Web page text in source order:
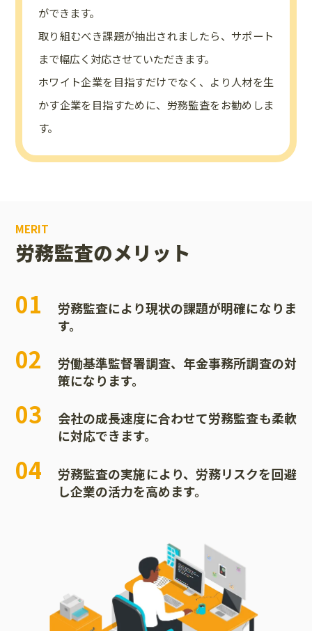
ができます。
取り組むべき課題が抽出されましたら、サポート
まで幅広く対応させていただきます。
ホワイト企業を目指すだけでなく、より人材を生
かす企業を目指すために、労務監査をお勧めしま
す。
MERIT
労務監査のメリット
01
労務監査により現状の課題が明確になりま
す。
02
労働基準監督署調査、年金事務所調査の対
策になります。
03
会社の成長速度に合わせて労務監査も柔軟
に対応できます。
04
労務監査の実施により、労務リスクを回避
し企業の活力を高めます。